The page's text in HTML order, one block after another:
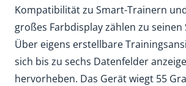
Kompatibilität zu Smart-Trainern
großes Farbdisplay zählen zu seinen
Über eigens erstellbare
sich bis zu sechs Datenfelder
hervorheben. Das Gerät wiegt 55